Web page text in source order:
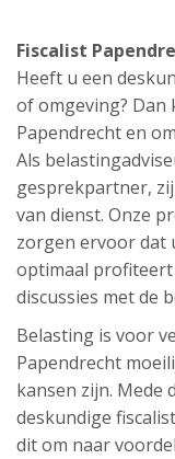
Fiscalist
Heeft u een
of omgeving? Dan
Papendrecht en
Als
gesprekpartner,
van dienst. Onze
zorgen ervoor dat
optimaal profiteert
discussies met de
Belasting is voor
Papendrecht
kansen zijn. Mede
deskundige
dit om naar